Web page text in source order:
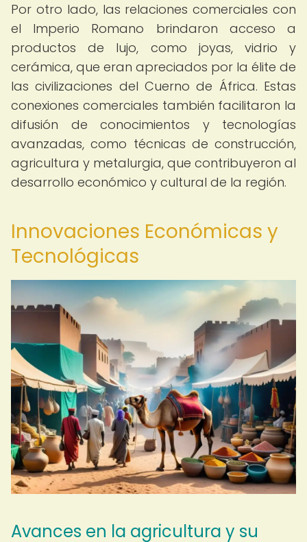
Por otro lado, las relaciones comerciales con
el Imperio Romano brindaron acceso a
productos de lujo, como joyas, vidrio y
cerámica, que eran apreciados por la élite de
las civilizaciones del Cuerno de África. Estas
conexiones comerciales también facilitaron la
difusión de conocimientos y tecnologías
avanzadas, como técnicas de construcción,
agricultura y metalurgia, que contribuyeron al
desarrollo económico y cultural de la región.
Innovaciones Económicas y
Tecnológicas
Avances en la agricultura y su